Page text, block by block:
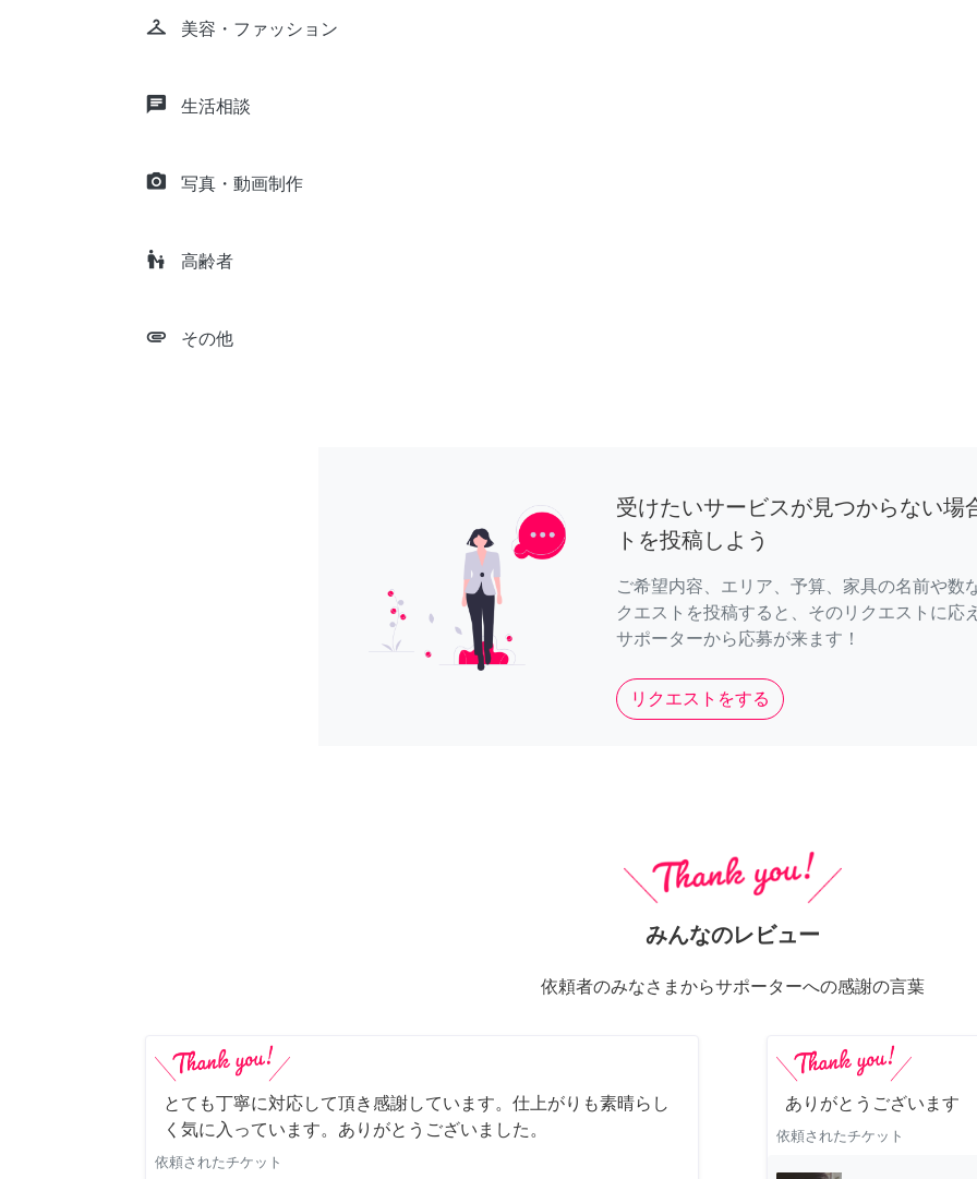
checkroom 美容・ファッション
chat 生活相談
camera_alt 写真・動画制作
escalator_warning 高齢者
attachment その他
受けたいサービスが見つからない場
トを投稿しよう
ご希望内容、エリア、予算、家具の名前や数
クエストを投稿すると、そのリクエストに応
サポーターから応募が来ます！
リクエストをする
みんなのレビュー
依頼者のみなさまからサポーターへの感謝の言葉
とても丁寧に対応して頂き感謝しています。仕上がりも素晴らし
く気に入っています。ありがとうございました。
依頼されたチケット
ありがとうございます
依頼されたチケット